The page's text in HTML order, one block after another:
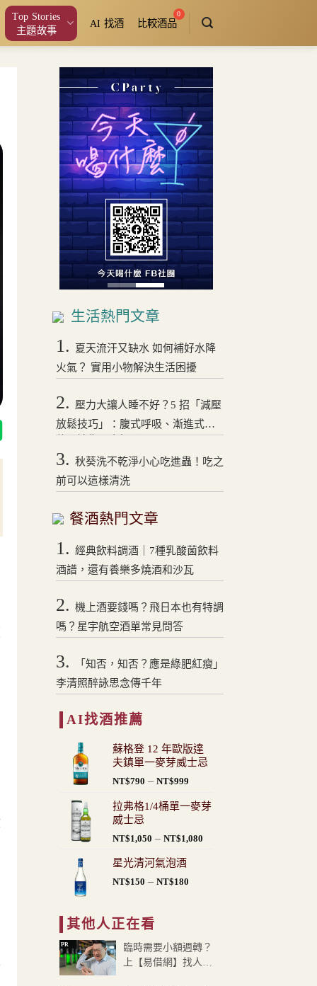
Top Stories
主題故事
AI 找酒 比較酒品
生活熱門文章
1.
夏天流汗又缺水 如何補好水降
火氣？ 實用小物解決生活困擾
2.
壓力大讓人睡不好？5 招「減壓
放鬆技巧」：腹式呼吸、漸進式拉
3. 秋葵洗不乾淨小心吃進蟲！吃之
前可以這樣清洗
餐酒熱門文章
1. 經典飲料調酒｜7種乳酸菌飲料
酒譜，還有養樂多燒酒和沙瓦
2. 機上酒要錢嗎？飛日本也有特調
嗎？星宇航空酒單常見問答
3.
「知否，知否？應是綠肥紅瘦」
李清照醉詠思念傳千年
AI找酒推薦
蘇格登 12 年歐版達
夫鎮單一麥芽威士忌
NT$790 – NT$999價
範
NT$790
拉弗格1/4桶單一麥芽
威士忌
NT$1,050 – NT$1,080價
星光清河氣泡酒
NT$150 – NT$180價
NT$150
到
NT$180
其他人正在看
臨時需要小額週轉？
上【易借網】找人
PR